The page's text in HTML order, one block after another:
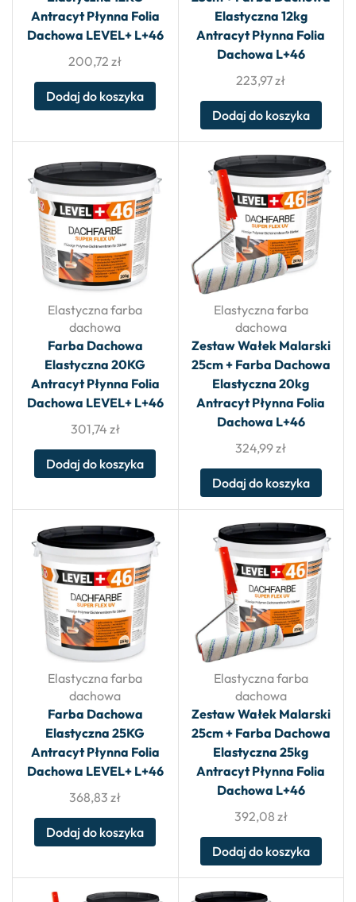
Antracyt Płynna Folia
Dachowa LEVEL+ L+46
200,72 zł
Dodaj do koszyka
Elastyczna 12kg
Antracyt Płynna Folia
Dachowa L+46
223,97 zł
Dodaj do koszyka
Elastyczna farba
dachowa
Farba Dachowa
Elastyczna 20KG
Antracyt Płynna Folia
Dachowa LEVEL+ L+46
301,74 zł
Dodaj do koszyka
Elastyczna farba
dachowa
Zestaw Wałek Malarski
25cm + Farba Dachowa
Elastyczna 20kg
Antracyt Płynna Folia
Dachowa L+46
324,99zł
Dodaj do koszyka
Elastyczna farba
dachowa
Farba Dachowa
Elastyczna 25KG
Antracyt Płynna Folia
Dachowa LEVEL+ L+46
368,83 zł
Dodaj do koszyka
Elastyczna farba
dachowa
Zestaw Wałek Malarski
25cm + Farba Dachowa
Elastyczna 25kg
Antracyt Płynna Folia
Dachowa L+46
392,08 zł
Dodaj do koszyka